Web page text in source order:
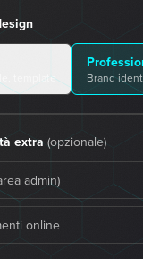
template Brand
extra (opzionale)
admin)
online